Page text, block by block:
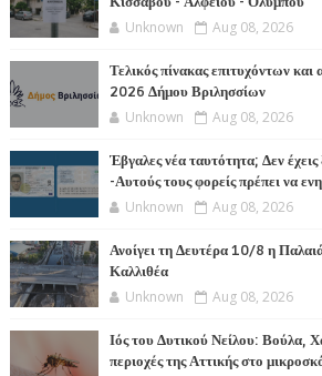
Unknown Aug 08, 2026
Τελικός πίνακας επιτυχόντων
2026 Δήμου Βριλησσίων
Unknown Aug 08, 2026
Έβγαλες νέα ταυτότητα; Δεν
-Αυτούς τους φορείς πρέπει να
Unknown Aug 08, 2026
Ανοίγει τη Δευτέρα 10/8 η
Καλλιθέα
Unknown Aug 08, 2026
Ιός του Δυτικού Νείλου: Βούλα,
περιοχές της Αττικής στο